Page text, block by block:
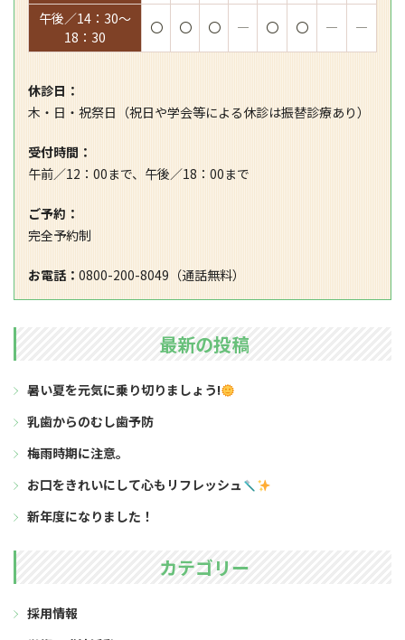
午後／14：30～
18：30
〇 〇 〇 ― 〇 〇 ― ―
休診日：
木・日・祝祭日（祝日や学会等による休診は振替診療あり）
受付時間：
午前／12：00まで、午後／18：00まで
ご予約：
完全予約制
お電話： 0800-200-8049（通話無料）
最新の投稿
暑い夏を元気に乗り切りましょう!
乳歯からのむし歯予防
梅雨時期に注意。
お口をきれいにして心もリフレッシュ
新年度になりました！
カテゴリー
採用情報